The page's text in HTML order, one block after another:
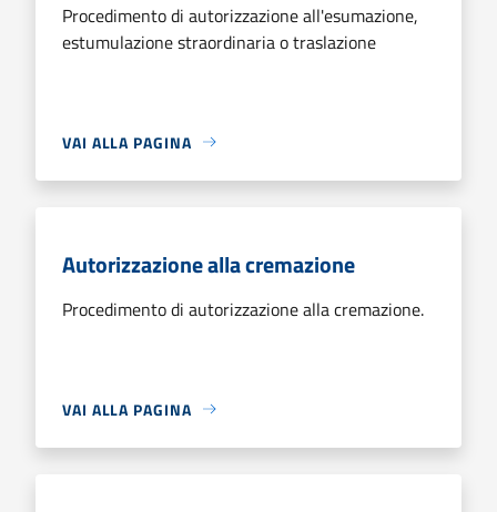
Procedimento di autorizzazione all'esumazione,
estumulazione straordinaria o traslazione
VAI ALLA PAGINA
Autorizzazione alla cremazione
Procedimento di autorizzazione alla cremazione.
VAI ALLA PAGINA